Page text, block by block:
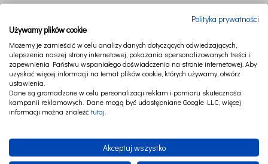
BEZPIECZNE
PŁATNOŚCI
RATY LUB PAYPO NAJWYŻSZA JAKOŚĆ
Polityka prywatności
Używamy plików cookie
Możemy je zamieścić w celu analizy danych dotyczących odwiedzających,
ulepszenia naszej strony internetowej, pokazania spersonalizowanych treści i
zapewnienia Państwu wspaniałego doświadczenia na stronie internetowej. Aby
uzyskać więcej informacji na temat plików cookie, których używamy, otwórz
ustawienia.
Dane są gromadzone w celu personalizacji reklam i pomiaru skuteczności
kampanii reklamowych. Dane mogą być udostępniane Google LLC, więcej
informacji można znaleźć tutaj
Akceptuj wszystko